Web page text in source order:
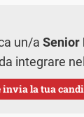
un/a Senior
integrare
invia la tua